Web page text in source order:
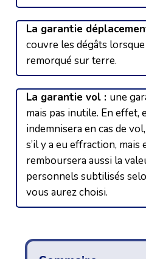
La garantie
couvre les dégâts
remorqué sur terre.
La garantie vol : une
mais pas inutile. En effet,
indemnisera en cas de
s’il y a eu effraction, mais
remboursera aussi la
personnels subtilisés
vous aurez choisi.